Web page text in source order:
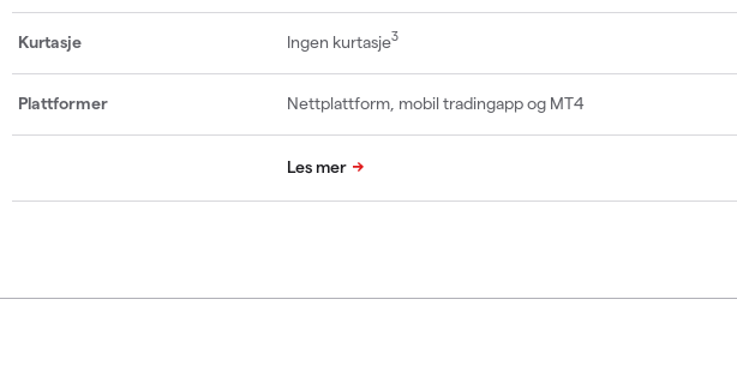
Kurtasje Ingen kurtasje3
Plattformer Nettplattform, mobil tradingapp og MT4
Les mer